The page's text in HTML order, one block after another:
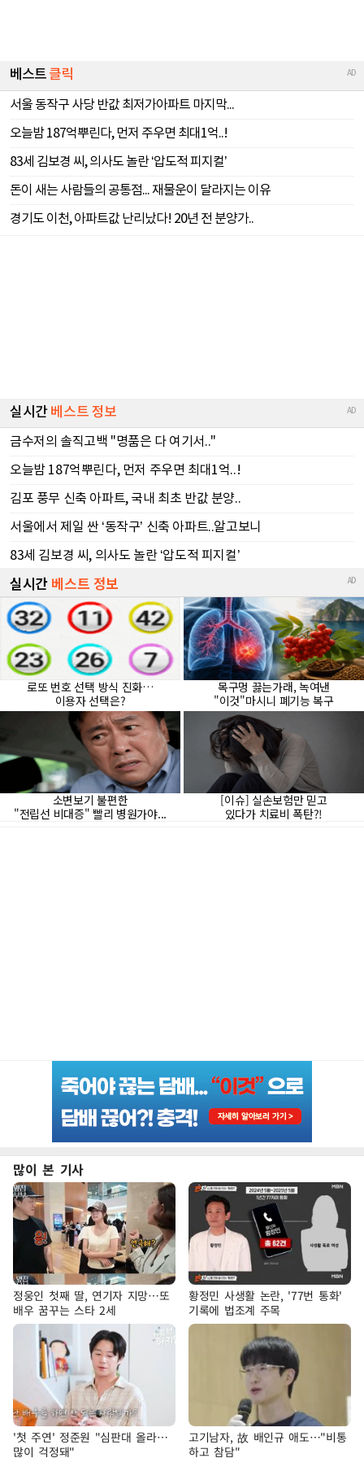
많이 본 기사
정웅인 첫째 딸, 연기자 지망…또
배우 꿈꾸는 스타 2세
황정민 사생활 논란, '77번 통화'
기록에 법조계 주목
'첫 주연' 정준원 "심판대 올라…
많이 걱정돼"
고기남자, 故 배인규 애도…"비통
하고 참담"